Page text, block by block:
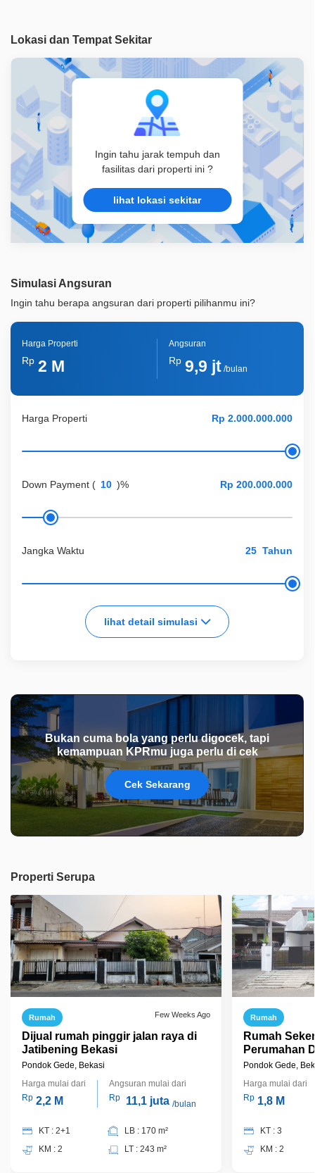
Lokasi dan Tempat Sekitar
Ingin tahu jarak tempuh dan
fasilitas dari properti ini ?
lihat lokasi sekitar
Simulasi Angsuran
Ingin tahu berapa angsuran dari properti pilihanmu ini?
Harga Properti
Down Payment ( )%
Jangka Waktu Tahun
lihat detail simulasi
Harga Properti
Rp 2 M
Angsuran
Rp 9,9 jt/bulan
Bukan cuma bola yang perlu digocek, tapi
kemampuan KPRmu juga perlu di cek
Cek Sekarang
Properti Serupa
Rumah Few Weeks Ago
Dijual rumah pinggir jalan raya di
Jatibening Bekasi
Pondok Gede, Bekasi
Harga mulai dari
Rp 2,2 M
Angsuran mulai dari
Rp
11,1 juta /bulan
KT : 2+1
KM : 2
LB : 170 m²
LT : 243 m²
Rumah
Rumah
Perumahan
Pondokgede
Pondok Gede,
Harga mulai dari
Rp 1,8 M
KT : 3
KM : 2